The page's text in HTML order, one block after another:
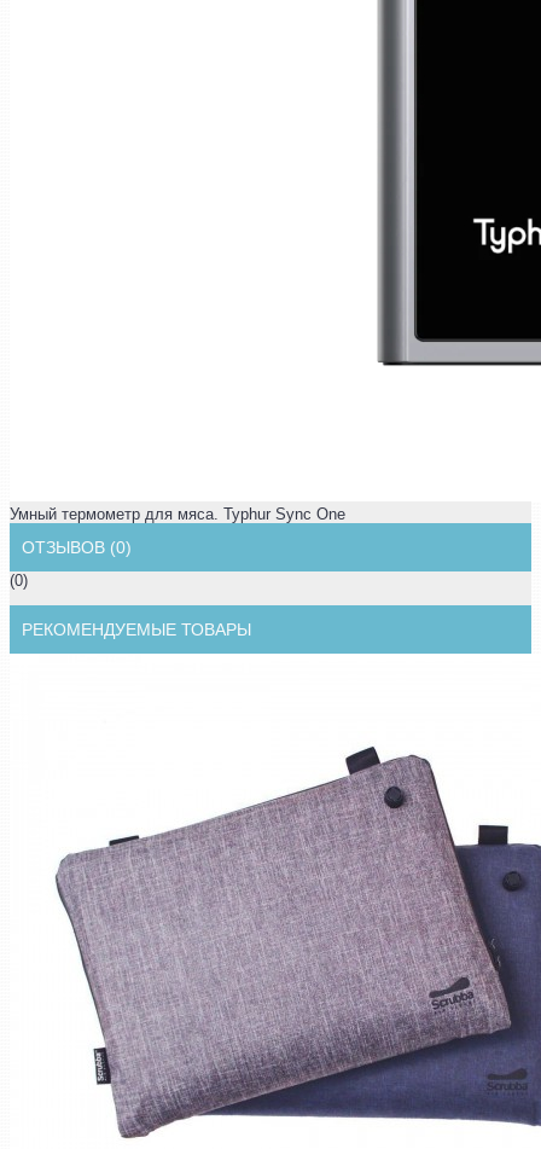
Умный термометр для мяса. Typhur Sync One
ОТЗЫВОВ (0)
(0)
РЕКОМЕНДУЕМЫЕ ТОВАРЫ